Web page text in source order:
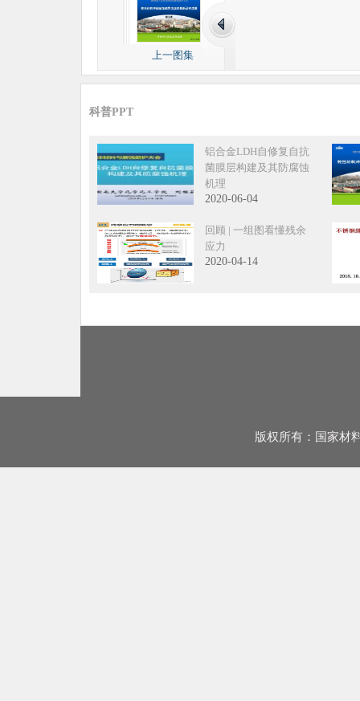
上一图集
科普PPT
铝合金LDH自修复自抗
菌膜层构建及其防腐蚀
机理
2020-06-04
回顾 | 一组图看懂残余
应力
2020-04-14
版权所有：国家材